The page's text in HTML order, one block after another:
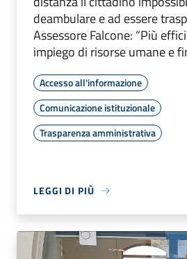
deambulare e ad essere
Assessore Falcone: “Più
impiego di risorse umane e
Accesso all'informazione
Comunicazione istituzionale
Trasparenza amministrativa
LEGGI DI PIÙ